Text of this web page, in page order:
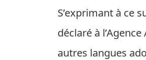
S’exprimant à ce
déclaré à
autres langues